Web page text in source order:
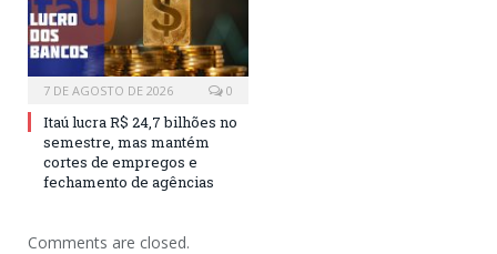
7 DE AGOSTO DE 2026 0
Itaú lucra R$ 24,7 bilhões no
semestre, mas mantém
cortes de empregos e
fechamento de agências
Comments are closed.